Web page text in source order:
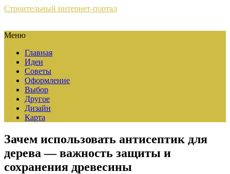
Строительный интернет-портал
Меню
Главная
Идеи
Советы
Оформление
Выбор
Другое
Дизайн
Карта
Зачем использовать антисептик для
дерева — важность защиты и
сохранения древесины